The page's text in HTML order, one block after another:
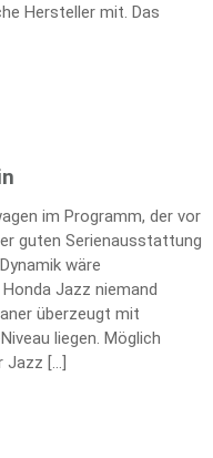
Hersteller mit. Das
im Programm, der vor
guten Serienausstattung
wäre
Jazz niemand
überzeugt mit
liegen. Möglich
Jazz […]